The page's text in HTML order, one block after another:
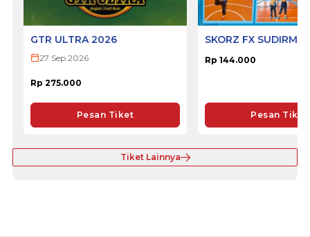
GTR ULTRA 2026
27 Sep 2026
Rp 275.000
Pesan Tiket
SKORZ FX
Rp 144.000
Pesan Tiket
Tiket Lainnya